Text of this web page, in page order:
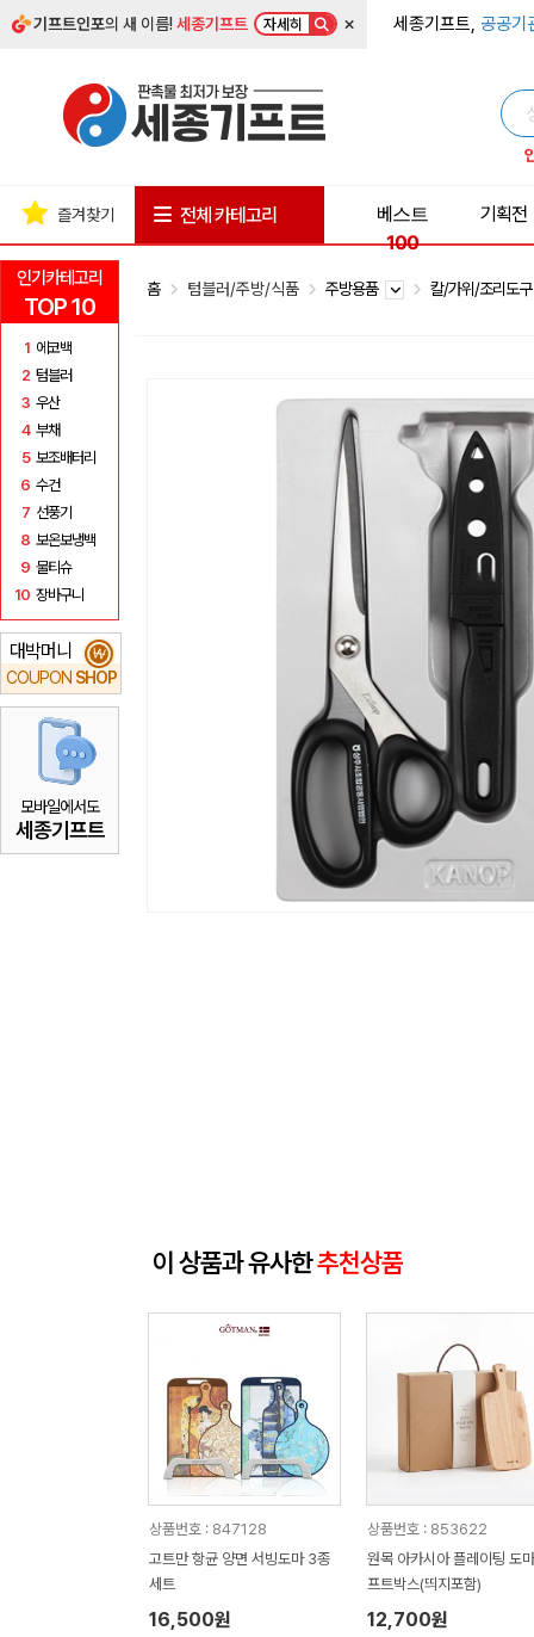
기프트인포의 새 이름!세종기프트 자세히 × 세종기프트, 공공기
인기카테고리
TOP 10
1 에코백
2 텀블러
3 우산
4 부채
5 보조배터리
6 수건
7 선풍기
8 보온보냉백
9 물티슈
10 장바구니
대박머니
COUPON SHOP
₩
모바일에서도
세종기프트
즐겨찾기 전체 카테고리
베스트
100
기획전
홈 텀블러/주방/식품 주방용품 칼/가위/조리도
이 상품과 유사한추천상품
상품번호 : 847128
고트만 항균 양면 서빙도마 3종
세트
16,500원
상품번호 : 853622
원목 아카시아 플레이팅 도
프트박스(띄지포함)
12,700원